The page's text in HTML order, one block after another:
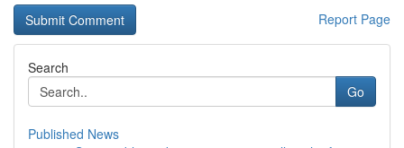
Report Page
Search
Go
Published News